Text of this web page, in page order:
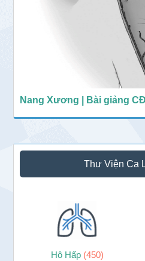
Nang Xương | Bài giảng
Thư Viện Ca
Hô Hấp (450)